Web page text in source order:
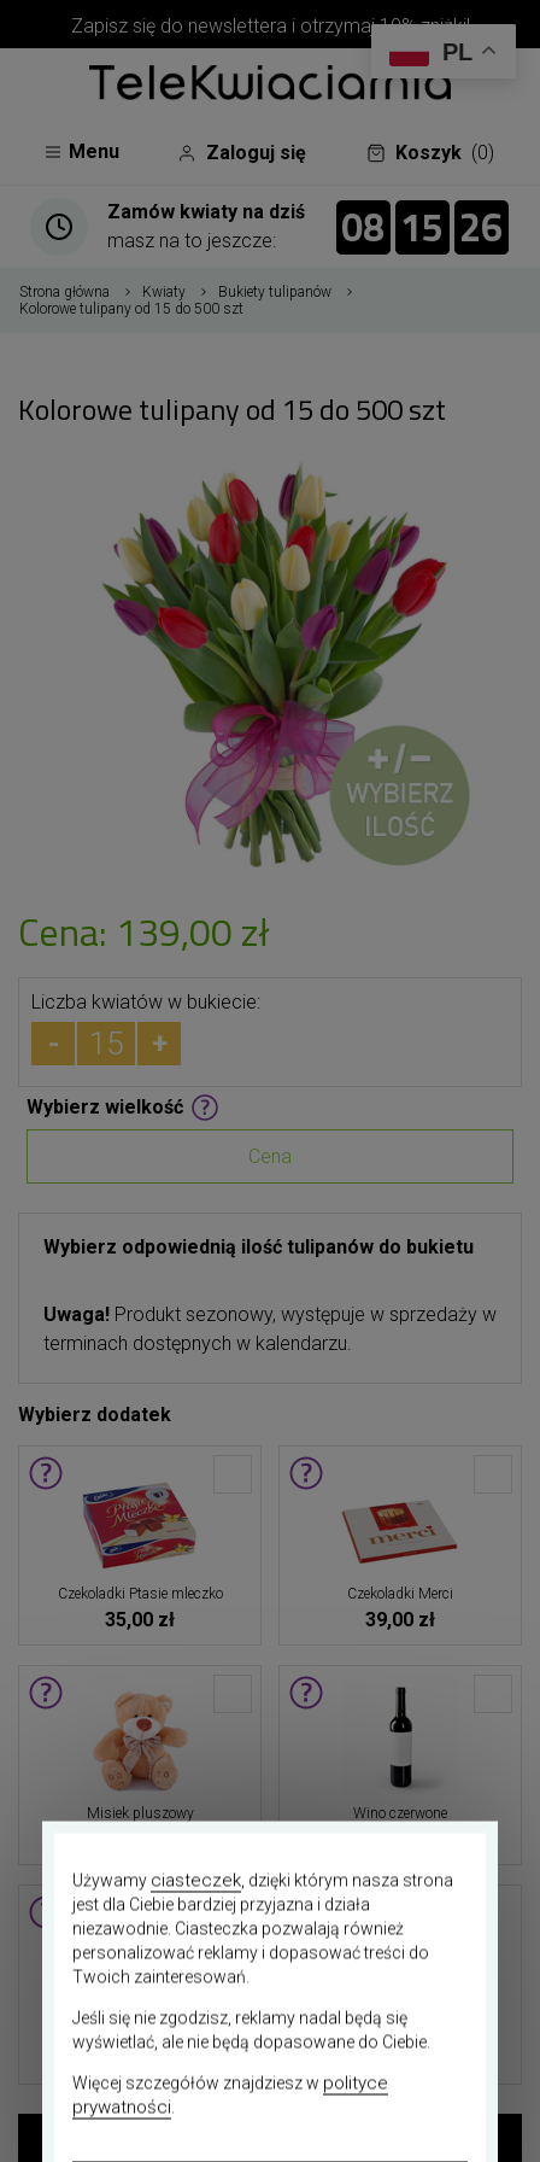
Zapisz się do newslettera i otrzymaj 10% zniżki!
Menu Zaloguj się Koszyk (0)
Zamów kwiaty na dziś
masz na to jeszcze:
08
08
00 15
15
00 26
26
27
Strona główna Kwiaty
Bukiety tulipanów
Kolorowe tulipany od 15 do 500 szt
Kolorowe tulipany od 15 do 500 szt
Cena: 139,00 zł
Liczba kwiatów w bukiecie:
- +
Wybierz wielkość
Cena
Wybierz odpowiednią ilość tulipanów do bukietu
Uwaga! Produkt sezonowy, występuje w sprzedaży w
terminach dostępnych w kalendarzu.
Wybierz dodatek
Czekoladki Ptasie mleczko
35,00 zł
Czekoladki Merci
39,00 zł
Misiek pluszowy Wino czerwone
Wino białe
49,00 zł
Używamy ciasteczek , dzięki którym nasza strona
jest dla Ciebie bardziej przyjazna i działa
niezawodnie. Ciasteczka pozwalają również
personalizować reklamy i dopasować treści do
Twoich zainteresowań.
Jeśli się nie zgodzisz, reklamy nadal będą się
wyświetlać, ale nie będą dopasowane do Ciebie.
Więcej szczegółów znajdziesz w polityce
prywatności
PL